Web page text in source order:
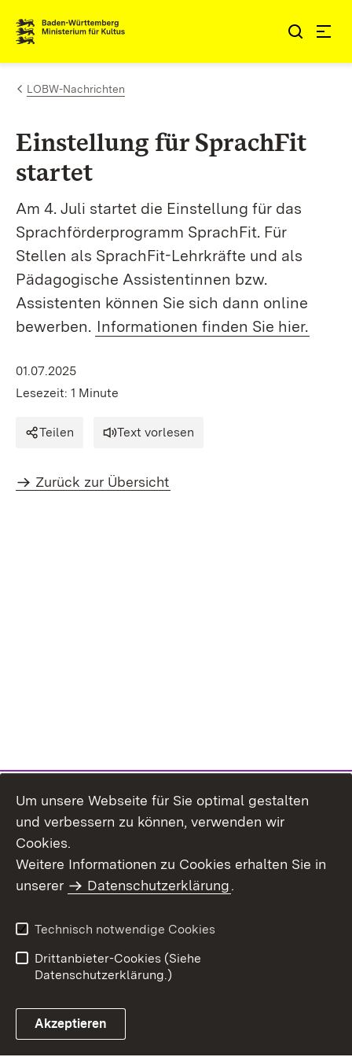
Zum Inhalt springen
Link zur Startseite
LOBW-Nachrichten
Einstellung für SprachFit
startet
Am 4. Juli startet die Einstellung für das
Sprachförderprogramm SprachFit. Für
Stellen als SprachFit-Lehrkräfte und als
Pädagogische Assistentinnen bzw.
Assistenten können Sie sich dann online
bewerben. Informationen finden Sie hier.
01.07.2025
Lesezeit: 1 Minute
Teilen Text vorlesen
Zurück zur Übersicht
Benutzungshinweise
Erklärung zur
Um unsere Webseite für Sie optimal gestalten
und verbessern zu können, verwenden wir
Cookies.
Weitere Informationen zu Cookies erhalten Sie in
unserer
Datenschutzerklärung.
Technisch notwendige Cookies
Drittanbieter-Cookies (Siehe
Datenschutzerklärung.)
Akzeptieren